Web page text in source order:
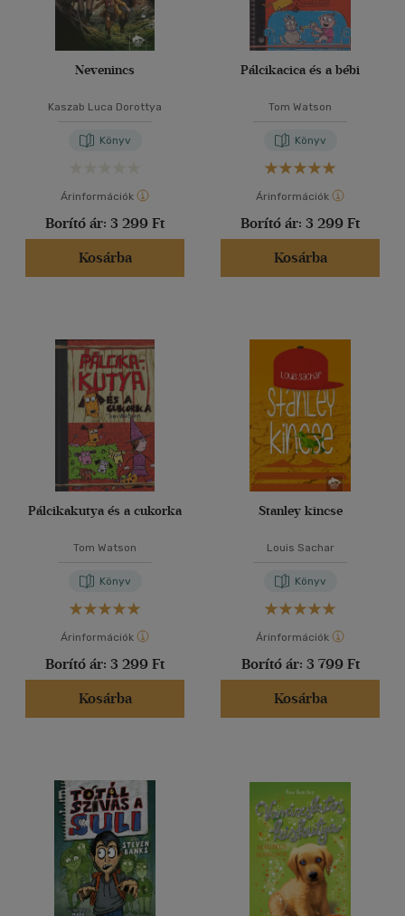
Nevenincs
Kaszab Luca Dorottya
Könyv
Árinformációk
Borító ár: 3 299 Ft
Kosárba
Pálcikacica és a bébi
Tom Watson
Könyv
Árinformációk
Borító ár: 3 299 Ft
Kosárba
Pálcikakutya és a cukorka
Tom Watson
Könyv
Árinformációk
Borító ár: 3 299 Ft
Kosárba
Stanley kincse
Louis Sachar
Könyv
Árinformációk
Borító ár: 3 799 Ft
Kosárba